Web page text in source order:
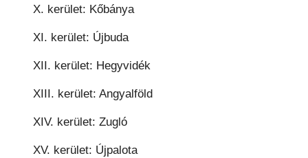
X. kerület: Kőbánya
XI. kerület: Újbuda
XII. kerület: Hegyvidék
XIII. kerület: Angyalföld
XIV. kerület: Zugló
XV. kerület: Újpalota